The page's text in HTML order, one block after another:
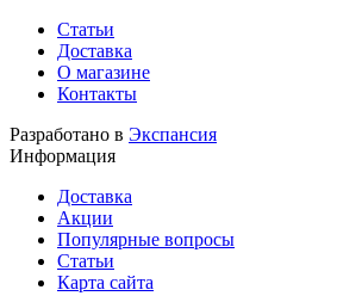
Статьи
Доставка
О магазине
Контакты
Разработано в Экспансия
Информация
Доставка
Акции
Популярные вопросы
Статьи
Карта сайта